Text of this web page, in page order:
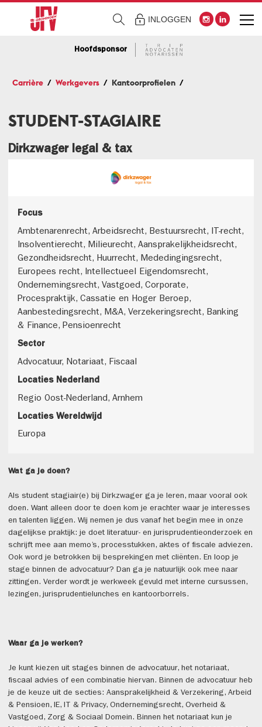
INLOGGEN
Hoofdsponsor
Carrière Werkgevers Kantoorprofielen
STUDENT-STAGIAIRE
Dirkzwager legal & tax
Focus
Ambtenarenrecht, Arbeidsrecht, Bestuursrecht, IT-recht,
Insolventierecht, Milieurecht, Aansprakelijkheidsrecht,
Gezondheidsrecht, Huurrecht, Mededingingsrecht,
Europees recht, Intellectueel Eigendomsrecht,
Ondernemingsrecht, Vastgoed, Corporate,
Procespraktijk, Cassatie en Hoger Beroep,
Aanbestedingsrecht, M&A, Verzekeringsrecht, Banking
& Finance, Pensioenrecht
Sector
Advocatuur, Notariaat, Fiscaal
Locaties Nederland
Regio Oost-Nederland, Arnhem
Locaties Wereldwijd
Europa
Wat ga je doen?
Als student stagiair(e) bij Dirkzwager ga je leren, maar vooral ook
doen. Want alleen door te doen kom je erachter waar je interesses
en talenten liggen. Wij nemen je dus vanaf het begin mee in onze
dagelijkse praktijk: je doet literatuur- en jurisprudentieonderzoek en
schrijft mee aan memo’s, processtukken, aktes of fiscale adviezen.
Ook word je betrokken bij besprekingen met cliënten. En loop je
stage binnen de advocatuur? Dan ga je natuurlijk ook mee naar
zittingen. Verder wordt je werkweek gevuld met interne cursussen,
lezingen, jurisprudentielunches en kantoorborrels.
Waar ga je werken?
Je kunt kiezen uit stages binnen de advocatuur, het notariaat,
fiscaal advies of een combinatie hiervan. Binnen de advocatuur heb
je de keuze uit de secties: Aansprakelijkheid & Verzekering, Arbeid
& Pensioen, IE, IT & Privacy, Ondernemingsrecht, Overheid &
Vastgoed, Zorg & Sociaal Domein. Binnen het notariaat kun je